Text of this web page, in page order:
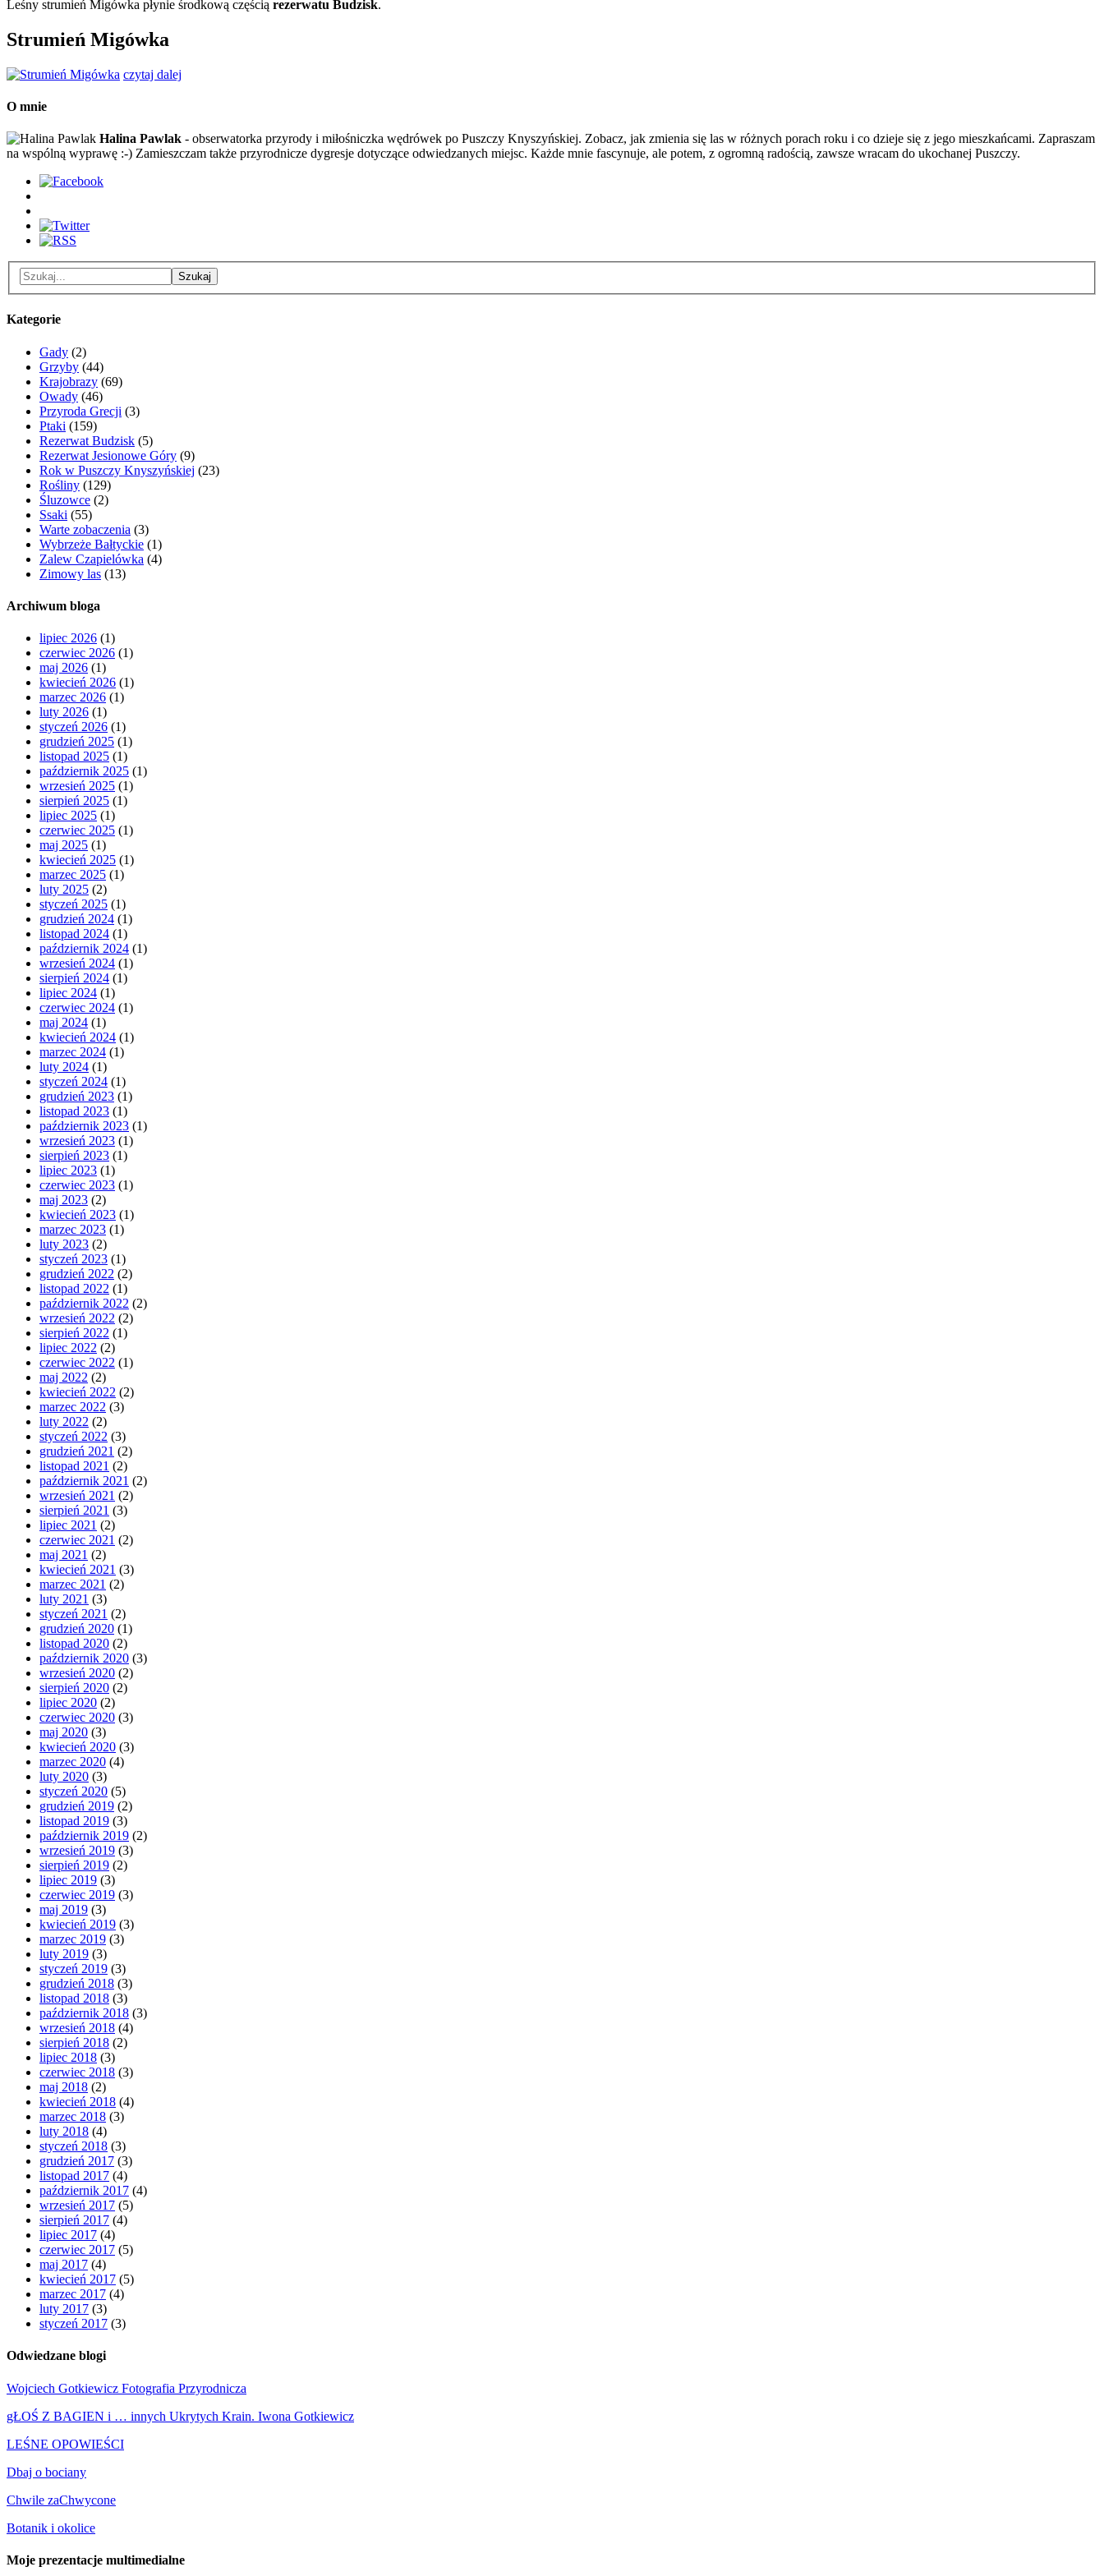
Leśny strumień Migówka płynie środkową częścią rezerwatu Budzisk.
Strumień Migówka
czytaj dalej
O mnie
Halina Pawlak - obserwatorka przyrody i miłośniczka wędrówek po Puszczy Knyszyńskiej. Zobacz, jak zmienia się las w różnych porach roku i co dzieje się z jego mieszkańcami. Zapraszam
na wspólną wyprawę :-) Zamieszczam także przyrodnicze dygresje dotyczące odwiedzanych miejsc. Każde mnie fascynuje, ale potem, z ogromną radością, zawsze wracam do ukochanej Puszczy.
Kategorie
Gady (2)
Grzyby (44)
Krajobrazy (69)
Owady (46)
Przyroda Grecji (3)
Ptaki (159)
Rezerwat Budzisk (5)
Rezerwat Jesionowe Góry (9)
Rok w Puszczy Knyszyńskiej (23)
Rośliny (129)
Śluzowce (2)
Ssaki (55)
Warte zobaczenia (3)
Wybrzeże Bałtyckie (1)
Zalew Czapielówka (4)
Zimowy las (13)
Archiwum bloga
lipiec 2026 (1)
czerwiec 2026 (1)
maj 2026 (1)
kwiecień 2026 (1)
marzec 2026 (1)
luty 2026 (1)
styczeń 2026 (1)
grudzień 2025 (1)
listopad 2025 (1)
październik 2025 (1)
wrzesień 2025 (1)
sierpień 2025 (1)
lipiec 2025 (1)
czerwiec 2025 (1)
maj 2025 (1)
kwiecień 2025 (1)
marzec 2025 (1)
luty 2025 (2)
styczeń 2025 (1)
grudzień 2024 (1)
listopad 2024 (1)
październik 2024 (1)
wrzesień 2024 (1)
sierpień 2024 (1)
lipiec 2024 (1)
czerwiec 2024 (1)
maj 2024 (1)
kwiecień 2024 (1)
marzec 2024 (1)
luty 2024 (1)
styczeń 2024 (1)
grudzień 2023 (1)
listopad 2023 (1)
październik 2023 (1)
wrzesień 2023 (1)
sierpień 2023 (1)
lipiec 2023 (1)
czerwiec 2023 (1)
maj 2023 (2)
kwiecień 2023 (1)
marzec 2023 (1)
luty 2023 (2)
styczeń 2023 (1)
grudzień 2022 (2)
listopad 2022 (1)
październik 2022 (2)
wrzesień 2022 (2)
sierpień 2022 (1)
lipiec 2022 (2)
czerwiec 2022 (1)
maj 2022 (2)
kwiecień 2022 (2)
marzec 2022 (3)
luty 2022 (2)
styczeń 2022 (3)
grudzień 2021 (2)
listopad 2021 (2)
październik 2021 (2)
wrzesień 2021 (2)
sierpień 2021 (3)
lipiec 2021 (2)
czerwiec 2021 (2)
maj 2021 (2)
kwiecień 2021 (3)
marzec 2021 (2)
luty 2021 (3)
styczeń 2021 (2)
grudzień 2020 (1)
listopad 2020 (2)
październik 2020 (3)
wrzesień 2020 (2)
sierpień 2020 (2)
lipiec 2020 (2)
czerwiec 2020 (3)
maj 2020 (3)
kwiecień 2020 (3)
marzec 2020 (4)
luty 2020 (3)
styczeń 2020 (5)
grudzień 2019 (2)
listopad 2019 (3)
październik 2019 (2)
wrzesień 2019 (3)
sierpień 2019 (2)
lipiec 2019 (3)
czerwiec 2019 (3)
maj 2019 (3)
kwiecień 2019 (3)
marzec 2019 (3)
luty 2019 (3)
styczeń 2019 (3)
grudzień 2018 (3)
listopad 2018 (3)
październik 2018 (3)
wrzesień 2018 (4)
sierpień 2018 (2)
lipiec 2018 (3)
czerwiec 2018 (3)
maj 2018 (2)
kwiecień 2018 (4)
marzec 2018 (3)
luty 2018 (4)
styczeń 2018 (3)
grudzień 2017 (3)
listopad 2017 (4)
październik 2017 (4)
wrzesień 2017 (5)
sierpień 2017 (4)
lipiec 2017 (4)
czerwiec 2017 (5)
maj 2017 (4)
kwiecień 2017 (5)
marzec 2017 (4)
luty 2017 (3)
styczeń 2017 (3)
Odwiedzane blogi
Wojciech Gotkiewicz Fotografia Przyrodnicza
gŁOŚ Z BAGIEN i … innych Ukrytych Krain. Iwona Gotkiewicz
LEŚNE OPOWIEŚCI
Dbaj o bociany
Chwile zaChwycone
Botanik i okolice
Moje prezentacje multimedialne